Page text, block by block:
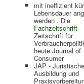
mit ineffizient
Lebensdauer
werden . Die
Fachzeitschrift
Zeitschrift für
heute Journal of
Consumer
JAP - Juristische
Ausbildung und